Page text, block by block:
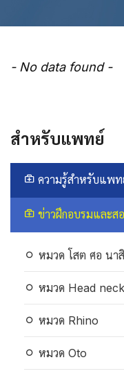
สำหรับแพทย์
ความรู้สำหรับแพท
ข่าวฝึกอบรมและส
หมวด โสต ศอ นา
หมวด Head neck
หมวด Rhino
หมวด Oto
- No data found -